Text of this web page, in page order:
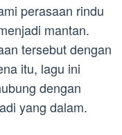
perasaan rindu
mantan.
tersebut dengan
itu, lagu ini
dengan
yang dalam.